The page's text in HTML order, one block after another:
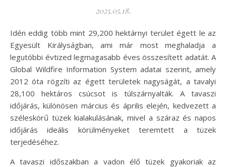
2025.05.18.
Idén eddig több mint 29,200 hektárnyi terület égett le az
Egyesült Királyságban, ami már most meghaladja a
legutóbbi évtized legmagasabb éves összesített adatát. A
Global Wildfire Information System adatai szerint, amely
2012 óta rögzíti az égett területek nagyságát, a tavalyi
28,100 hektáros csúcsot is túlszárnyalták. A tavaszi
időjárás, különösen március és április elején, kedvezett a
széleskörű tüzek kialakulásának, mivel a száraz és napos
időjárás ideális körülményeket teremtett a tüzek
terjedéséhez.
A tavaszi időszakban a vadon élő tüzek gyakoriak az